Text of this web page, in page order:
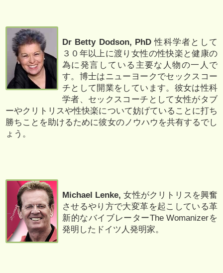
Dr Betty Dodson, PhD性科学者として
３０年以上に渡り女性の性快楽と健康の
為に発言している主要な人物の一人で
す。博士はニューヨークでセックスコー
チとして開業をしています。彼女は性科
学者、セックスコーチとして女性がタブ
ーやクリトリスや性快楽について妨げていることに打ち
勝ちことを助けるために彼女のノウハウを共有するでし
ょう。
Michael Lenke, 女性がクリトリスを興奮
させるやり方で大変革を起こしている革
新的なバイブレーターThe Womanizerを
発明したドイツ人発明家。